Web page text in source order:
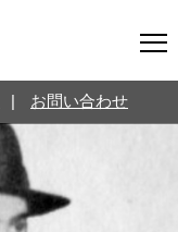
お問い合わせ